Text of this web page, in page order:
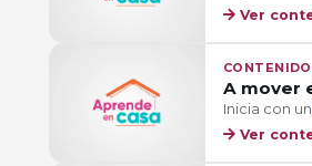
Ver
A mover
Inicia con un
Ver